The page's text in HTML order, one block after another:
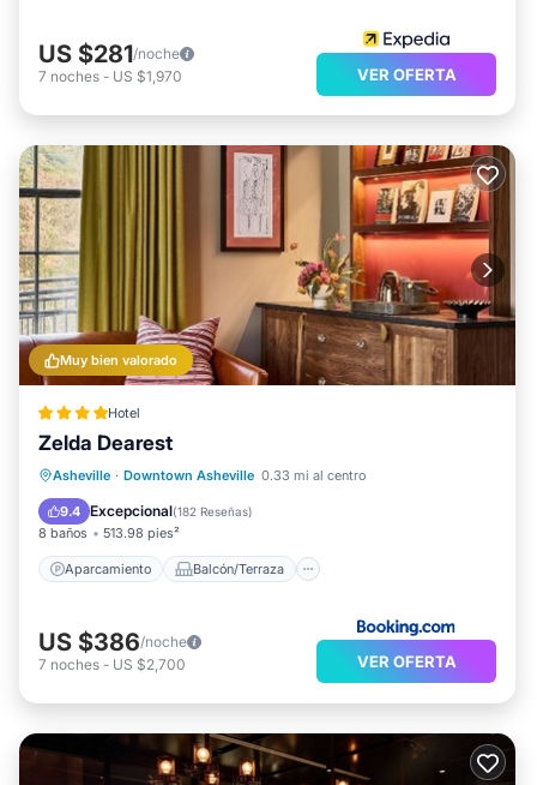
US $281/noche
7 noches - US $1,970 VER OFERTA
Muy bien valorado
Hotel
Zelda Dearest
Asheville · Downtown Asheville 0.33 mi al centro
9.4 Excepcional(182 Reseñas)
8 baños 513.98 pies²
Aparcamiento Balcón/Terraza
Aparcamiento
Balcón/Terraza
Cocina
Aire acondicionado
US $386/noche
7 noches - US $2,700 VER OFERTA